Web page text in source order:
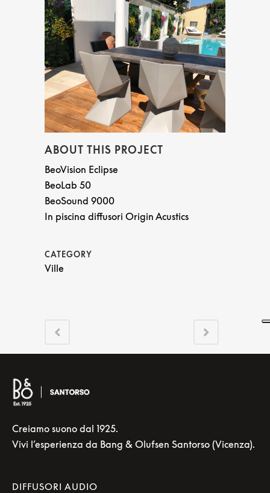
ABOUT THIS PROJECT
BeoVision Eclipse
BeoLab 50
BeoSound 9000
In piscina diffusori Origin Acustics
CATEGORY
Ville
Creiamo suono dal 1925.
Vivi l’esperienza da Bang & Olufsen Santorso (Vicenza).
DIFFUSORI AUDIO